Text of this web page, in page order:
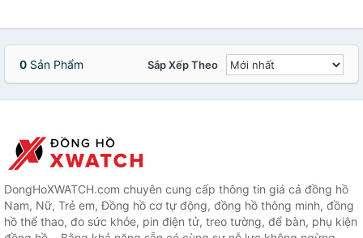
0 Sản Phẩm Sắp Xếp Theo
DongHoXWATCH.com chuyên cung cấp thông tin giá cả đồng hồ
Nam, Nữ, Trẻ em, Đồng hồ cơ tự động, đồng hồ thông minh, đồng
hồ thể thao, đo sức khỏe, pin điện tử, treo tường, để bàn, phụ kiện